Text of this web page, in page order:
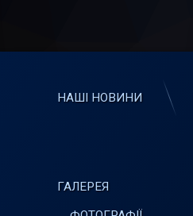
НАШІ НОВИНИ
ГАЛЕРЕЯ